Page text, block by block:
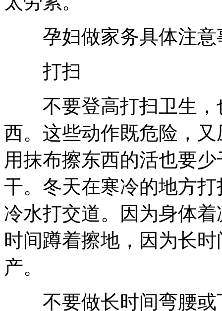
孕妇做家务具体注意
打扫
不要登高打扫卫生，
西。这些动作既危险，
用抹布擦东西的活也要
干。冬天在寒冷的地方
冷水打交道。因为身体
时间蹲着擦地，因为长
产。
不要做长时间弯腰或